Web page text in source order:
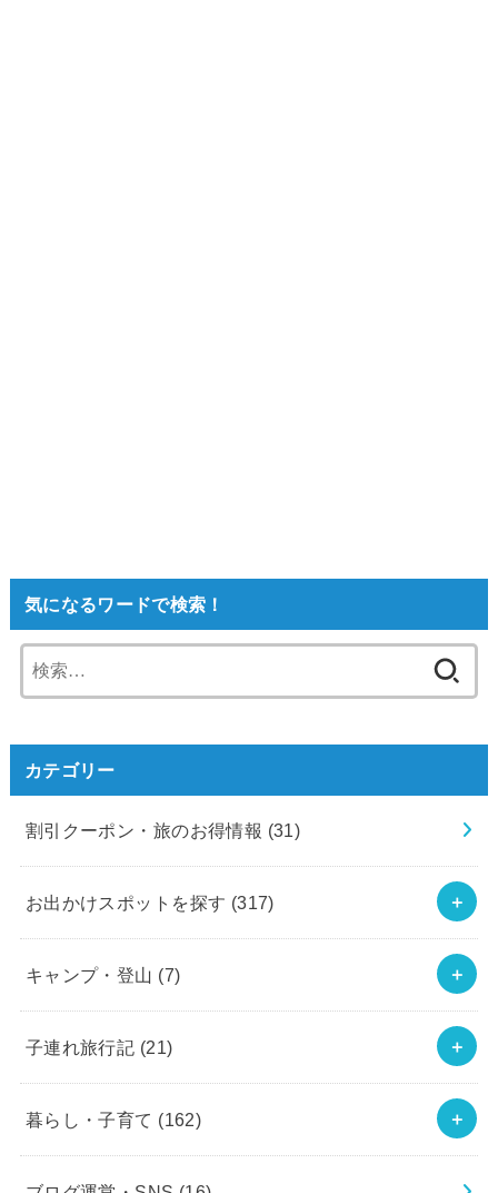
気になるワードで検索！
索:
カテゴリー
割引クーポン・旅のお得情報 (31)
お出かけスポットを探す (317)
キャンプ・登山 (7)
子連れ旅行記 (21)
暮らし・子育て (162)